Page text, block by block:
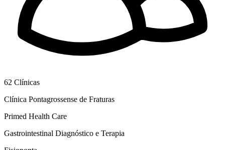
62 Clínicas
Clínica Pontagrossense de Fraturas
Primed Health Care
Gastrointestinal Diagnóstico e Terapia